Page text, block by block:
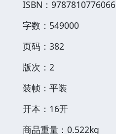
ISBN：9787810776066
字数：549000
页码：382
版次：2
装帧：平装
开本：16开
商品重量：0.522kg